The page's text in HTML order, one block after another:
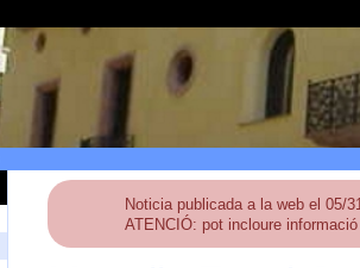
Noticia publicada a la web el 05/
ATENCIÓ: pot incloure